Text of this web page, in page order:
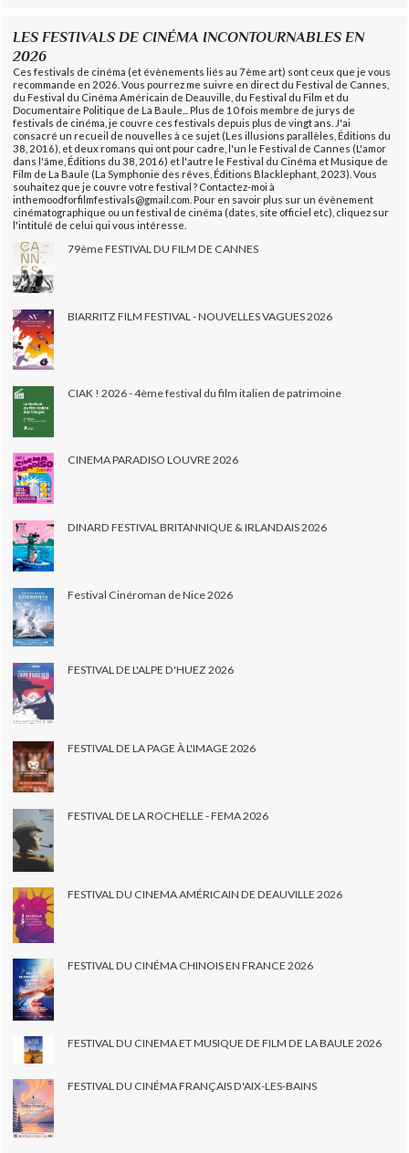
LES FESTIVALS DE CINÉMA INCONTOURNABLES EN
2026
Ces festivals de cinéma (et évènements liés au 7ème art) sont ceux que je vous
recommande en 2026. Vous pourrez me suivre en direct du Festival de Cannes,
du Festival du Cinéma Américain de Deauville, du Festival du Film et du
Documentaire Politique de La Baule... Plus de 10 fois membre de jurys de
festivals de cinéma, je couvre ces festivals depuis plus de vingt ans. J'ai
consacré un recueil de nouvelles à ce sujet (Les illusions parallèles, Éditions du
38, 2016), et deux romans qui ont pour cadre, l'un le Festival de Cannes (L'amor
dans l'âme, Éditions du 38, 2016) et l'autre le Festival du Cinéma et Musique de
Film de La Baule (La Symphonie des rêves, Éditions Blacklephant, 2023). Vous
souhaitez que je couvre votre festival ? Contactez-moi à
inthemoodforfilmfestivals@gmail.com. Pour en savoir plus sur un évènement
cinématographique ou un festival de cinéma (dates, site officiel etc), cliquez sur
l'intitulé de celui qui vous intéresse.
79ème FESTIVAL DU FILM DE CANNES
BIARRITZ FILM FESTIVAL - NOUVELLES VAGUES 2026
CIAK ! 2026 - 4ème festival du film italien de patrimoine
CINEMA PARADISO LOUVRE 2026
DINARD FESTIVAL BRITANNIQUE & IRLANDAIS 2026
Festival Cinéroman de Nice 2026
FESTIVAL DE L'ALPE D'HUEZ 2026
FESTIVAL DE LA PAGE À L'IMAGE 2026
FESTIVAL DE LA ROCHELLE - FEMA 2026
FESTIVAL DU CINEMA AMÉRICAIN DE DEAUVILLE 2026
FESTIVAL DU CINÉMA CHINOIS EN FRANCE 2026
FESTIVAL DU CINEMA ET MUSIQUE DE FILM DE LA BAULE 2026
FESTIVAL DU CINÉMA FRANÇAIS D'AIX-LES-BAINS